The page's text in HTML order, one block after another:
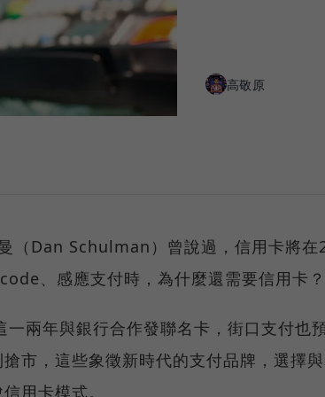
高敬原
（Dan Schulman）曾說過，信用卡將在
、感應支付時，為什麼還需要信用卡？
兩年與銀行合作發聯名卡，街口支付也
市，這些象徵新時代的支付品牌，選擇
用卡模式。